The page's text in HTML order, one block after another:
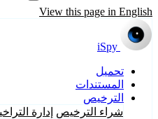
View this page in English
iSpy
تحميل
المستندات
الترخيص
شراء الترخيص إدارة